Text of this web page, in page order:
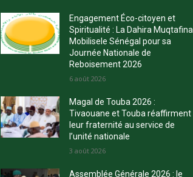
Engagement Éco-citoyen et
Spiritualité : La Dahira Muqtafina
Mobilisele Sénégal pour sa
Journée Nationale de
Reboisement 2026
6 août 2026
Magal de Touba 2026 :
Tivaouane et Touba réaffirment
leur fraternité au service de
l’unité nationale
3 août 2026
Assemblée Générale 2026 : le